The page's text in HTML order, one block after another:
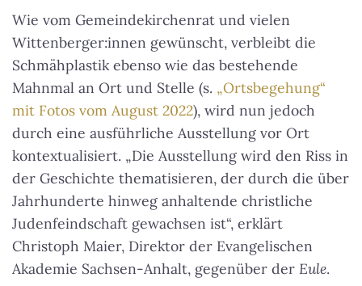
Wie vom Gemeindekirchenrat und vielen
Wittenberger:innen gewünscht, verbleibt die
Schmähplastik ebenso wie das bestehende
Mahnmal an Ort und Stelle (s. „Ortsbegehung“
mit Fotos vom August 2022), wird nun jedoch
durch eine ausführliche Ausstellung vor Ort
kontextualisiert. „Die Ausstellung wird den Riss in
der Geschichte thematisieren, der durch die über
Jahrhunderte hinweg anhaltende christliche
Judenfeindschaft gewachsen ist“, erklärt
Christoph Maier, Direktor der Evangelischen
Akademie Sachsen-Anhalt, gegenüber der Eule.